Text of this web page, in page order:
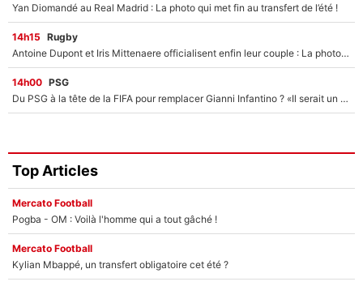
Yan Diomandé au Real Madrid : La photo qui met fin au transfert de l’été !
14h15 Rugby
Antoine Dupont et Iris Mittenaere officialisent enfin leur couple : La photo qui enflamme les réseaux sociaux
14h00 PSG
Du PSG à la tête de la FIFA pour remplacer Gianni Infantino ? «Il serait un mauvais président», le patron de la Liga s'attaque à Nasser Al-Khelaïfi !
Top Articles
Mercato Football
Pogba - OM : Voilà l'homme qui a tout gâché !
Mercato Football
Kylian Mbappé, un transfert obligatoire cet été ?